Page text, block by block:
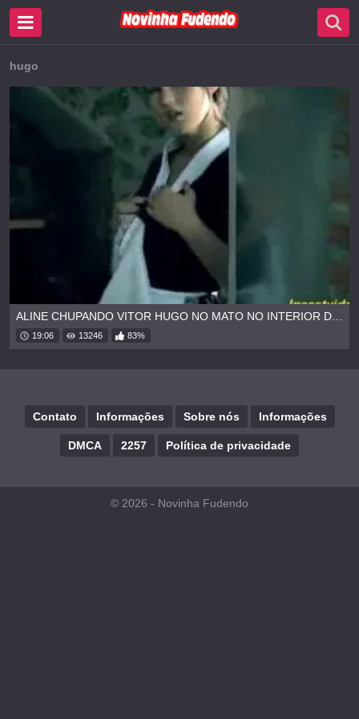
hugo
ALINE CHUPANDO VITOR HUGO NO MATO NO INTERIOR DE MINAS
19:06 13246 83%
Contato Informações Sobre nós Informações
DMCA 2257 Política de privacidade
© 2026 - Novinha Fudendo